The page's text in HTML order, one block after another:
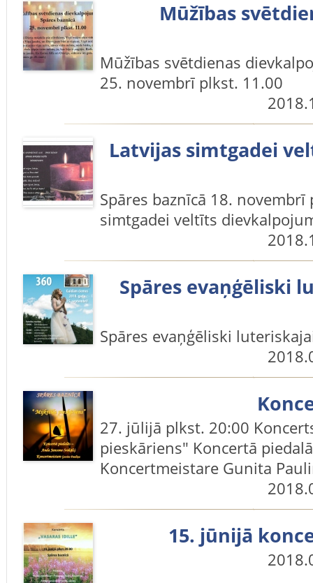
Mūžības
Mūžības svētdienas
25. novembrī plkst. 11.00
Latvijas simtgadei
Spāres baznīcā 18.
simtgadei veltīts
Spāres evaņģēliski
Spāres evaņģēliski
27. jūlijā plkst. 20:00
pieskāriens" Koncertā
Koncertmeistare Gunita
15. jūnijā